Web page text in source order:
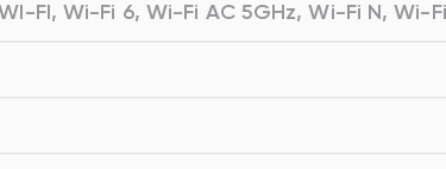
FI, Wi-Fi 6, Wi-Fi AC 5GHz, Wi-Fi N,